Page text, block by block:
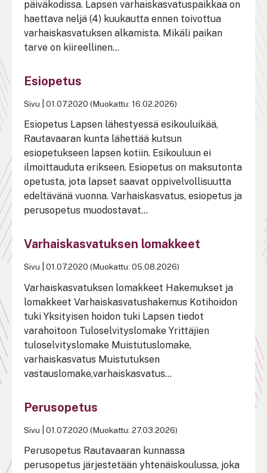
päiväkodissa. Lapsen varhaiskasvatuspaikkaa on
haettava neljä (4) kuukautta ennen toivottua
varhaiskasvatuksen alkamista. Mikäli paikan
tarve on kiireellinen...
Esiopetus
Sivu 01.07.2020 (Muokattu: 16.02.2026)
Esiopetus Lapsen lähestyessä esikouluikää,
Rautavaaran kunta lähettää kutsun
esiopetukseen lapsen kotiin. Esikouluun ei
ilmoittauduta erikseen. Esiopetus on maksutonta
opetusta, jota lapset saavat oppivelvollisuutta
edeltävänä vuonna. Varhaiskasvatus, esiopetus ja
perusopetus muodostavat...
Varhaiskasvatuksen lomakkeet
Sivu 01.07.2020 (Muokattu: 05.08.2026)
Varhaiskasvatuksen lomakkeet Hakemukset ja
lomakkeet Varhaiskasvatushakemus Kotihoidon
tuki Yksityisen hoidon tuki Lapsen tiedot
varahoitoon Tuloselvityslomake Yrittäjien
tuloselvityslomake Muistutuslomake,
varhaiskasvatus Muistutuksen
vastauslomake,varhaiskasvatus...
Perusopetus
Sivu 01.07.2020 (Muokattu: 27.03.2026)
Perusopetus Rautavaaran kunnassa
perusopetus järjestetään yhtenäiskoulussa, joka